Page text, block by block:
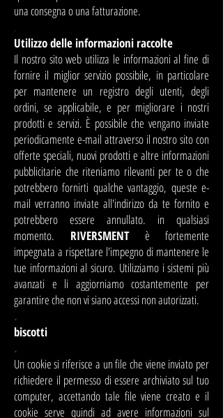
una consegna o una fatturazione.
.
Utilizzo delle informazioni raccolte
Il nostro sito web utilizza le informazioni al fine di
fornire il miglior servizio possibile, in particolare
per mantenere un registro degli utenti, degli
ordini, se applicabile, e per migliorare i nostri
prodotti e servizi. È possibile che vengano inviate
periodicamente e-mail attraverso il nostro sito con
offerte speciali, nuovi prodotti e altre informazioni
pubblicitarie che riteniamo rilevanti per te o che
potrebbero fornirti qualche vantaggio, queste e-
mail verranno inviate all'indirizzo da te fornito e
potrebbero essere annullato. in qualsiasi
momento.
RIVERSMENT
è fortemente
impegnata a rispettare l'impegno di mantenere le
tue informazioni al sicuro. Utilizziamo i sistemi più
avanzati e li aggiorniamo costantemente per
garantire che non vi siano accessi non autorizzati.
.
biscotti
.
Un cookie si riferisce a un file che viene inviato per
richiedere il permesso di essere archiviato sul tuo
computer, accettando tale file viene creato e il
cookie serve quindi ad avere informazioni sul